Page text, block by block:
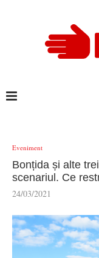
Eveniment
Bonțida și alte
scenariul. Ce
24/03/2021